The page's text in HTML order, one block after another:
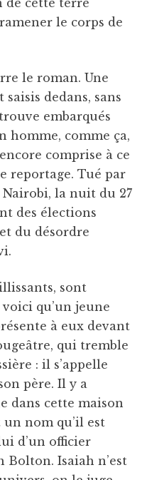
le corps de
le roman. Une
dedans, sans
embarqués
homme, comme ça,
comprise à ce
reportage. Tué par
la nuit du 27
des élections
du désordre
sont
qu’un jeune
à eux devant
qui tremble
: il s’appelle
père. Il y a
dans cette maison
nom qu’il est
d’un officier
Isaiah n’est